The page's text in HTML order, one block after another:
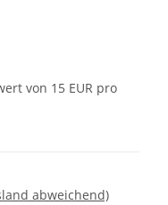
von 15 EUR pro
abweichend)